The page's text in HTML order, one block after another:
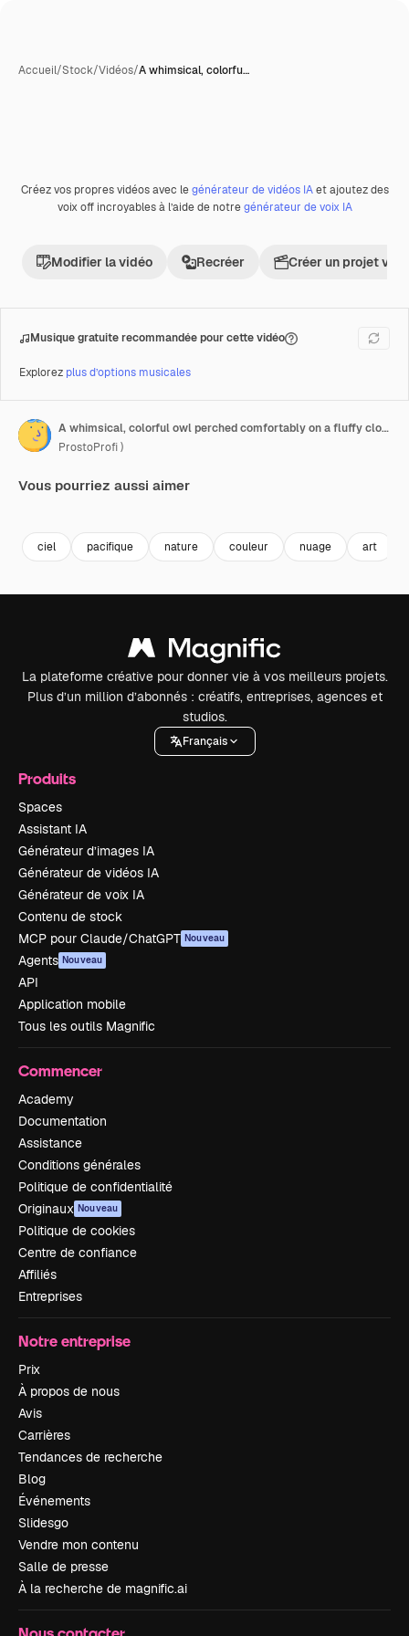
Accueil/Stock/Vidéos/A whimsical, colorfu…
PremiumGénérée par l’IA
Créez vos propres vidéos avec legénérateur de vidéos IAet ajoutez des
voix off incroyables à l’aide de notregénérateur de voix IA
Modifier la vidéo Recréer Créer un projet
Musique gratuite recommandée pour cette vidéo
Explorez plus d’options musicales
A whimsical, colorful owl perched comfortably on a fluffy cloud, resting peacefully against a vibrant blue sky filled with soft, billowy clouds and a hint of rainbow colors.
ProstoProfi )
Vous pourriez aussi aimer
ciel pacifique nature couleur nuage art
La plateforme créative pour donner vie à vos meilleurs projets.
Plus d’un million d’abonnés : créatifs, entreprises, agences et
studios.
Français
Produits
Spaces
Assistant IA
Générateur d’images IA
Générateur de vidéos IA
Générateur de voix IA
Contenu de stock
MCP pour Claude/ChatGPT Nouveau
Agents Nouveau
API
Application mobile
Tous les outils Magnific
Commencer
Academy
Documentation
Assistance
Conditions générales
Politique de confidentialité
Originaux Nouveau
Politique de cookies
Centre de confiance
Affiliés
Entreprises
Notre entreprise
Prix
À propos de nous
Avis
Carrières
Tendances de recherche
Blog
Événements
Slidesgo
Vendre mon contenu
Salle de presse
À la recherche de magnific.ai